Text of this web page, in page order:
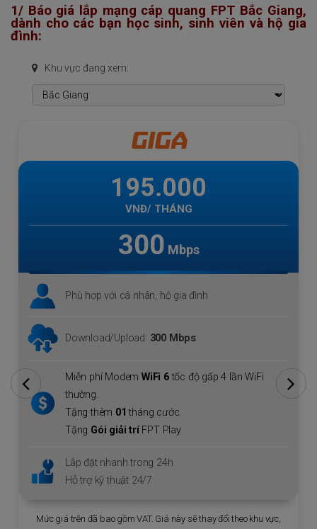
1/ Báo giá lắp mạng cáp quang FPT Bắc Giang,
dành cho các bạn học sinh, sinh viên và hộ gia
đình:
Khu vực đang xem:
GIGA
195.000
VNĐ/ THÁNG
300 Mbps
Phù hợp với cá nhân, hộ gia đình
Download/Upload: 300 Mbps
Miễn phí Modem WiFi 6tốc độ gấp 4 lần WiFi
thường.
Tặng thêm 01tháng cước.
Tặng Gói giải tríFPT Play
Lắp đặt nhanh trong 24h
Hỗ trợ kỹ thuật 24/7
Mức giá trên đã bao gồm VAT. Giá này sẽ thay đổi theo khu vực,